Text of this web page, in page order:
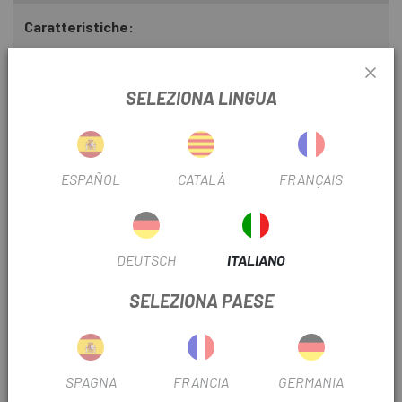
Caratteristiche:
per lo smontaggio e l'altro per il montaggio dei pneumatici.
- Materiale resistente: realizzato in materiale composito
leggero, super resistente e durevole, che garantisce una
lunga durata.
- Versatilità: adatto a tutti i tipi di biciclette: da strada, da
montagna, elettriche, per bambini, BMX e molte altre.
sostituzione degli pneumatici più rapida e semplice.
- Caratteristiche aggiuntive: include un dispositivo di
rimozione del nucleo della valvola Presta a 45 gradi e uno
sgonfiatore della valvola Schrader.
SELEZIONA LINGUA
ESPAÑOL CATALÀ FRANÇAIS
DEUTSCH ITALIANO
SELEZIONA PAESE
SPAGNA FRANCIA GERMANIA